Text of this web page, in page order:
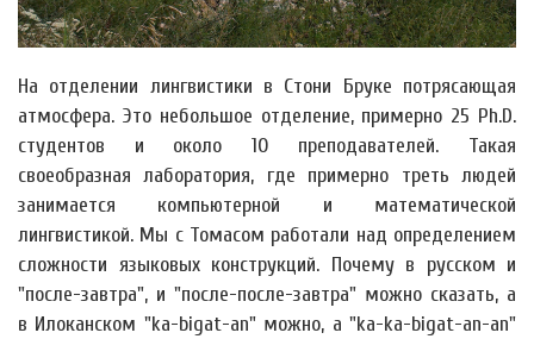
На отделении лингвистики в Стони Бруке потрясающая
атмосфера. Это небольшое отделение, примерно 25 Ph.D.
студентов и около 10 преподавателей. Такая
своеобразная лаборатория, где примерно треть людей
занимается компьютерной и математической
лингвистикой. Мы с Томасом работали над определением
сложности языковых конструкций. Почему в русском и
"после-завтра", и "после-после-завтра" можно сказать, а
в Илоканском "ka-bigat-an" можно, а "ka-ka-bigat-an-an"